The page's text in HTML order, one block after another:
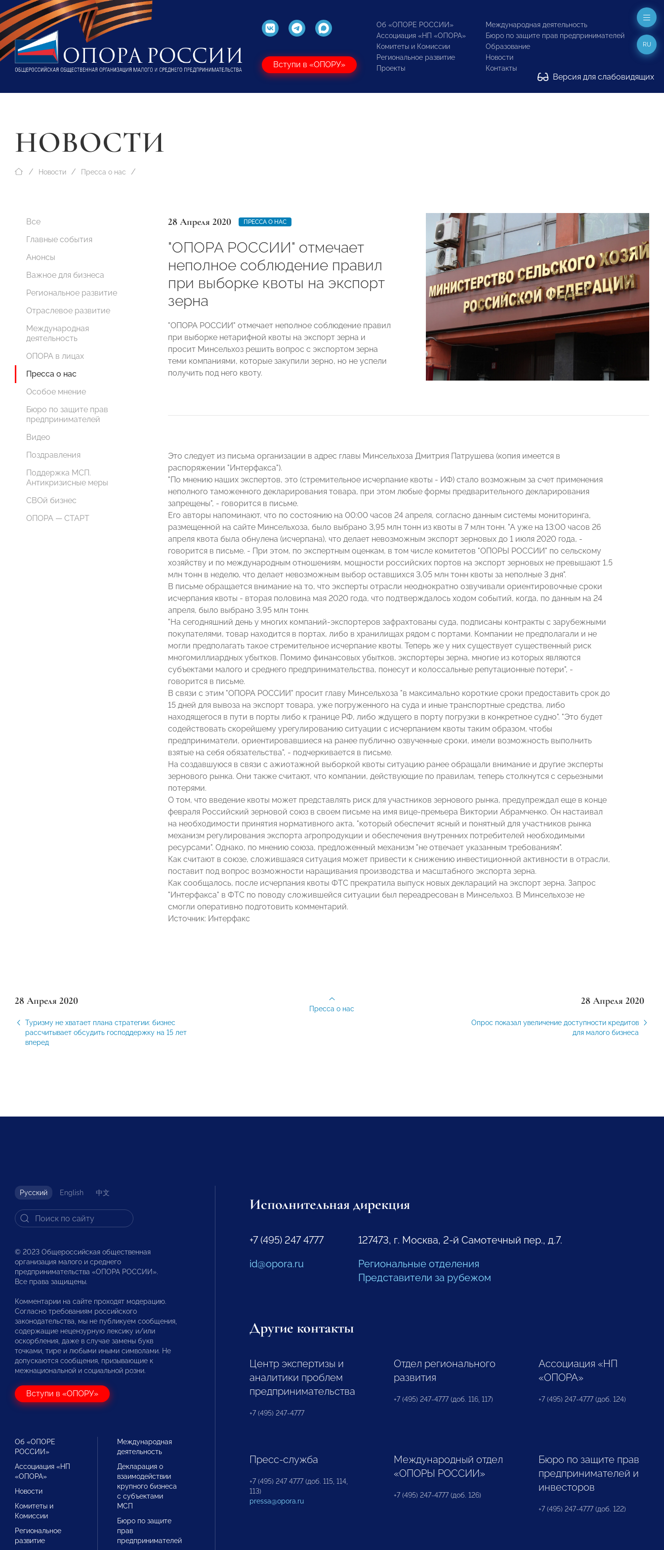
Вступи в «ОПОРУ»
Об «ОПОРЕ РОССИИ»
Ассоциация «НП «ОПОРА»
Комитеты и Комиссии
Региональное развитие
Проекты
Международная деятельность
Бюро по защите прав предпринимателей
Образование
Новости
Контакты
Версия для слабовидящих
RU
НОВОСТИ
Новости Пресса о нас
Все
Главные события
Анонсы
Важное для бизнеса
Региональное развитие
Отраслевое развитие
Международная
деятельность
ОПОРА в лицах
Пресса о нас
Особое мнение
Бюро по защите прав
предпринимателей
Видео
Поздравления
Поддержка МСП.
Антикризисные меры
СВОй бизнес
ОПОРА — СТАРТ
28 Апреля 2020 ПРЕССА О НАС
"ОПОРА РОССИИ" отмечает
неполное соблюдение правил
при выборке квоты на экспорт
зерна
"ОПОРА РОССИИ" отмечает неполное соблюдение правил
при выборке нетарифной квоты на экспорт зерна и
просит Минсельхоз решить вопрос с экспортом зерна
теми компаниями, которые закупили зерно, но не успели
получить под него квоту.
Это следует из письма организации в адрес главы Минсельхоза Дмитрия Патрушева (копия имеется в
распоряжении "Интерфакса").
"По мнению наших экспертов, это (стремительное исчерпание квоты - ИФ) стало возможным за счет применения
неполного таможенного декларирования товара, при этом любые формы предварительного декларирования
запрещены", - говорится в письме.
Его авторы напоминают, что по состоянию на 00:00 часов 24 апреля, согласно данным системы мониторинга,
размещенной на сайте Минсельхоза, было выбрано 3,95 млн тонн из квоты в 7 млн тонн. "А уже на 13:00 часов 26
апреля квота была обнулена (исчерпана), что делает невозможным экспорт зерновых до 1 июля 2020 года, -
говорится в письме. - При этом, по экспертным оценкам, в том числе комитетов "ОПОРЫ РОССИИ" по сельскому
хозяйству и по международным отношениям, мощности российских портов на экспорт зерновых не превышают 1,5
млн тонн в неделю, что делает невозможным выбор оставшихся 3,05 млн тонн квоты за неполные 3 дня".
В письме обращается внимание на то, что эксперты отрасли неоднократно озвучивали ориентировочные сроки
исчерпания квоты - вторая половина мая 2020 года, что подтверждалось ходом событий, когда, по данным на 24
апреля, было выбрано 3,95 млн тонн.
"На сегодняшний день у многих компаний-экспортеров зафрахтованы суда, подписаны контракты с зарубежными
покупателями, товар находится в портах, либо в хранилищах рядом с портами. Компании не предполагали и не
могли предполагать такое стремительное исчерпание квоты. Теперь же у них существует существенный риск
многомиллиардных убытков. Помимо финансовых убытков, экспортеры зерна, многие из которых являются
субъектами малого и среднего предпринимательства, понесут и колоссальные репутационные потери", -
говорится в письме.
В связи с этим "ОПОРА РОССИИ" просит главу Минсельхоза "в максимально короткие сроки предоставить срок до
15 дней для вывоза на экспорт товара, уже погруженного на суда и иные транспортные средства, либо
находящегося в пути в порты либо к границе РФ, либо ждущего в порту погрузки в конкретное судно". "Это будет
содействовать скорейшему урегулированию ситуации с исчерпанием квоты таким образом, чтобы
предприниматели, ориентировавшиеся на ранее публично озвученные сроки, имели возможность выполнить
взятые на себя обязательства", - подчеркивается в письме.
На создавшуюся в связи с ажиотажной выборкой квоты ситуацию ранее обращали внимание и другие эксперты
зернового рынка. Они также считают, что компании, действующие по правилам, теперь столкнутся с серьезными
потерями.
О том, что введение квоты может представлять риск для участников зернового рынка, предупреждал еще в конце
февраля Российский зерновой союз в своем письме на имя вице-премьера Виктории Абрамченко. Он настаивал
на необходимости принятия нормативного акта, "который обеспечит ясный и понятный для участников рынка
механизм регулирования экспорта агропродукции и обеспечения внутренних потребителей необходимыми
ресурсами". Однако, по мнению союза, предложенный механизм "не отвечает указанным требованиям".
Как считают в союзе, сложившаяся ситуация может привести к снижению инвестиционной активности в отрасли,
поставит под вопрос возможности наращивания производства и масштабного экспорта зерна.
Как сообщалось, после исчерпания квоты ФТС прекратила выпуск новых деклараций на экспорт зерна. Запрос
"Интерфакса" в ФТС по поводу сложившейся ситуации был переадресован в Минсельхоз. В Минсельхозе не
смогли оперативно подготовить комментарий.
Источник: Интерфакс
28 Апреля 2020
Туризму не хватает плана стратегии: бизнес
рассчитывает обсудить господдержку на 15 лет
вперед
28 Апреля 2020
Опрос показал увеличение доступности кредитов
для малого бизнеса
Пресса о нас
Русский English 中文
© 2023 Общероссийская общественная
организация малого и среднего
предпринимательства «ОПОРА РОССИИ».
Все права защищены.
Комментарии на сайте проходят модерацию.
Согласно требованиям российского
законодательства, мы не публикуем сообщения,
содержащие нецензурную лексику и/или
оскорбления, даже в случае замены букв
точками, тире и любыми иными символами. Не
допускаются сообщения, призывающие к
межнациональной и социальной розни.
Вступи в «ОПОРУ»
Об «ОПОРЕ
РОССИИ»
Ассоциация «НП
«ОПОРА»
Новости
Комитеты и
Комиссии
Региональное
развитие
Международная
деятельность
Декларация о
взаимодействии
крупного бизнеса
с субъектами
МСП
Бюро по защите
прав
предпринимателей
Исполнительная дирекция
+7 (495) 247 4777
id@opora.ru
127473, г. Москва, 2-й Самотечный пер., д.7.
Региональные отделения
Представители за рубежом
Другие контакты
Центр экспертизы и
аналитики проблем
предпринимательства
+7 (495) 247-4777
Отдел регионального
развития
+7 (495) 247-4777 (доб. 116, 117)
Ассоциация «НП
«ОПОРА»
+7 (495) 247-4777 (доб. 124)
Пресс-служба
+7 (495) 247 4777 (доб. 115, 114,
113)
pressa@opora.ru
Международный отдел
«ОПОРЫ РОССИИ»
+7 (495) 247-4777 (доб. 126)
Бюро по защите прав
предпринимателей и
инвесторов
+7 (495) 247-4777 (доб. 122)